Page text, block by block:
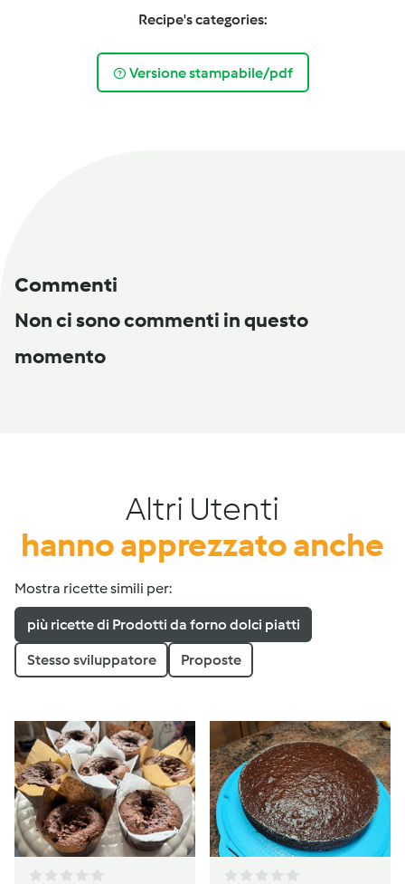
Recipe's categories:
Versione stampabile/pdf
Commenti
Non ci sono commenti in questo
momento
Altri Utenti
hanno apprezzato anche
Mostra ricette simili per:
più ricette di Prodotti da forno dolci piatti
Stesso sviluppatore Proposte